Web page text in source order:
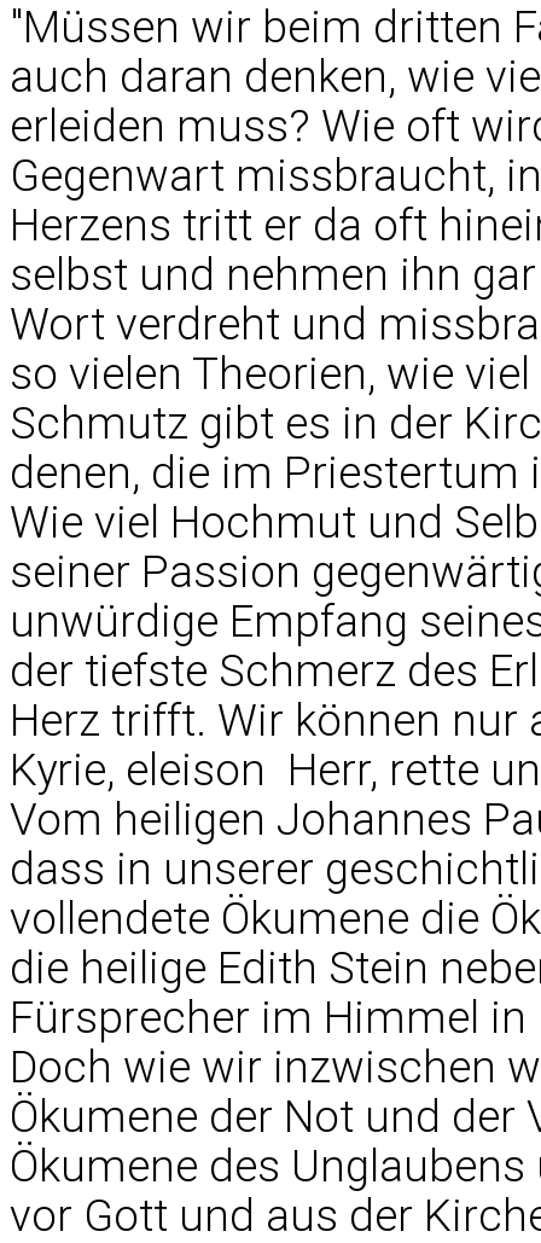
"Müssen wir beim dritten
auch daran denken, wie
erleiden muss? Wie oft
Gegenwart missbraucht,
Herzens tritt er da oft
selbst und nehmen ihn
Wort verdreht und
so vielen Theorien, wie
Schmutz gibt es in der
denen, die im Priestertum
Wie viel Hochmut und
seiner Passion
unwürdige Empfang
der tiefste Schmerz des
Herz trifft. Wir können nur
Kyrie, eleison  Herr, rette
Vom heiligen Johannes
dass in unserer
vollendete Ökumene die
die heilige Edith Stein
Fürsprecher im Himmel
Doch wie wir inzwischen
Ökumene der Not und der
Ökumene des
vor Gott und aus der